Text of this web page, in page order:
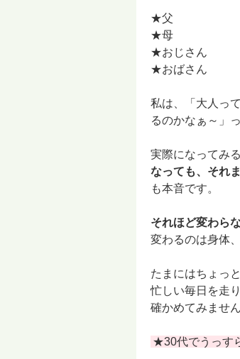
★父
★母
★おじさん
★おばさん
私は、「大人っ
るのかなぁ～」
実際になってみる
なっても、それ
も本音です。
それほど変わら
変わるのは身体
たまにはちょっ
忙しい毎日を走
確かめてみません
★30代でうっす